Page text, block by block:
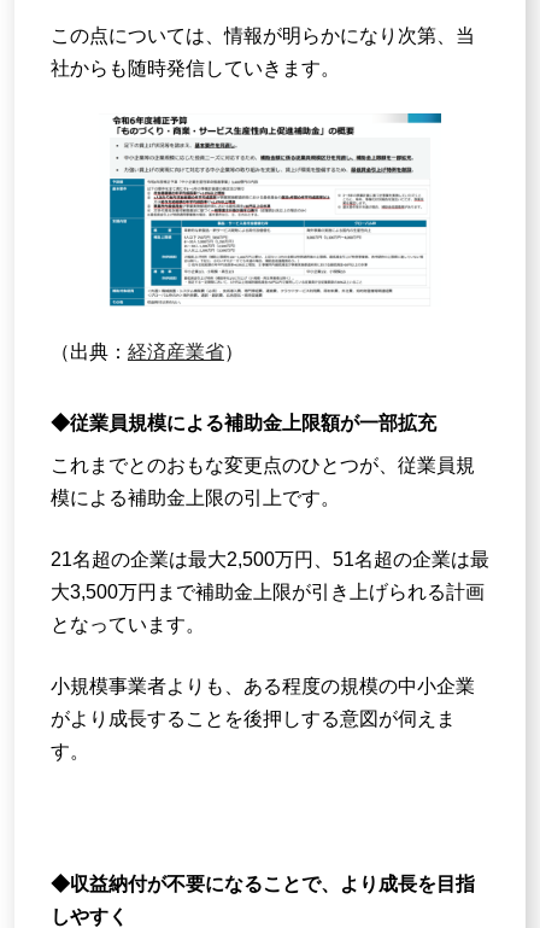
この点については、情報が明らかになり次第、当
社からも随時発信していきます。
（出典： 経済産業省）
◆従業員規模による補助金上限額が一部拡充
これまでとのおもな変更点のひとつが、従業員規
模による補助金上限の引上です。
21名超の企業は最大2,500万円、51名超の企業は最
大3,500万円まで補助金上限が引き上げられる計画
となっています。
小規模事業者よりも、ある程度の規模の中小企業
がより成長することを後押しする意図が伺えま
す。
◆収益納付が不要になることで、より成長を目指
しやすく